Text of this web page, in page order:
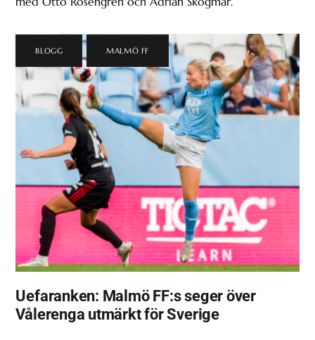
BLOGG MALMÖ FF
Uefaranken: Malmö FF:s seger över
Vålerenga utmärkt för Sverige